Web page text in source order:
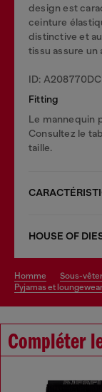
design est
ceinture
distinctive et
tissu assure
ID:
Fitting
Le mannequin
Consultez le
taille.
HOUSE OF
homme
sous-
pyjamas et
Compléter